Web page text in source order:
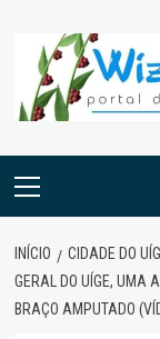
content
Menu
INÍCIO CIDADE DO
GERAL DO UÍGE, UMA
BRAÇO AMPUTADO